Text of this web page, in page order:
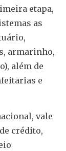
etapa,
as
armarinho,
além de
e
vale
crédito,